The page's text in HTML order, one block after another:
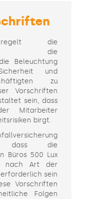
die
die
Beleuchtung
und
zu
Vorschriften
sein, dass
Mitarbeiter
birgt.
dass die
Büros 500 Lux
nach Art der
sein
Vorschriften
Folgen